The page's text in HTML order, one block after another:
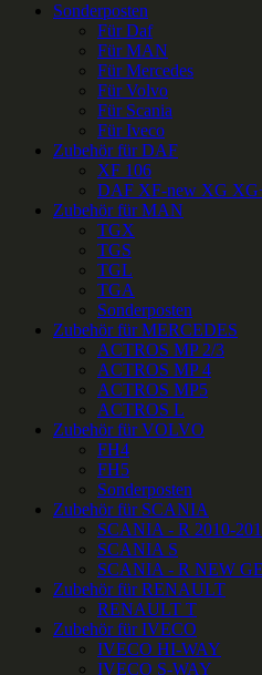
Sonderposten
Für Daf
Für MAN
Für Mercedes
Für Volvo
Für Scania
Für Iveco
Zubehör für DAF
XF 106
DAF XF-new XG
Zubehör für MAN
TGX
TGS
TGL
TGA
Sonderposten
Zubehör für MERCEDES
ACTROS MP 2/3
ACTROS MP 4
ACTROS MP5
ACTROS L
Zubehör für VOLVO
FH4
FH5
Sonderposten
Zubehör für SCANIA
SCANIA - R 2010-
SCANIA S
SCANIA - R NEW
Zubehör für RENAULT
RENAULT T
Zubehör für IVECO
IVECO HI-WAY
IVECO S-WAY